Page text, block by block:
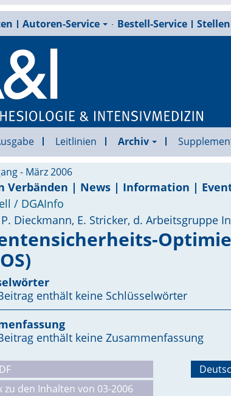
Autoren-Service Bestell-Service
Leitlinien Archiv
- März 2006
Verbänden | News | Information |
/ DGAInfo
Dieckmann, E. Stricker, d. Arbeitsgruppe
enthält keine Schlüsselwörter
enthält keine Zusammenfassung
zu den Inhalten von 03-2006